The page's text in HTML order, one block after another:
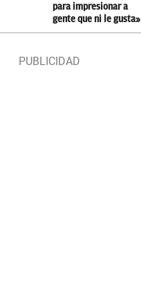
para impresionar a
gente que ni le gusta»